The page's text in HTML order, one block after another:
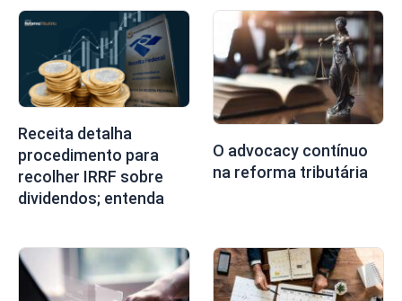
Receita detalha
procedimento para
recolher IRRF sobre
dividendos; entenda
O advocacy contínuo
na reforma tributária